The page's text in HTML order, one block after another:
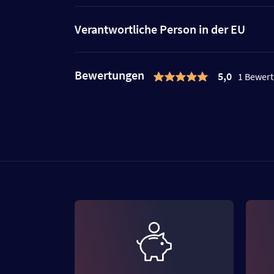
Verantwortliche Person in der EU
Bewertungen 5,0 1